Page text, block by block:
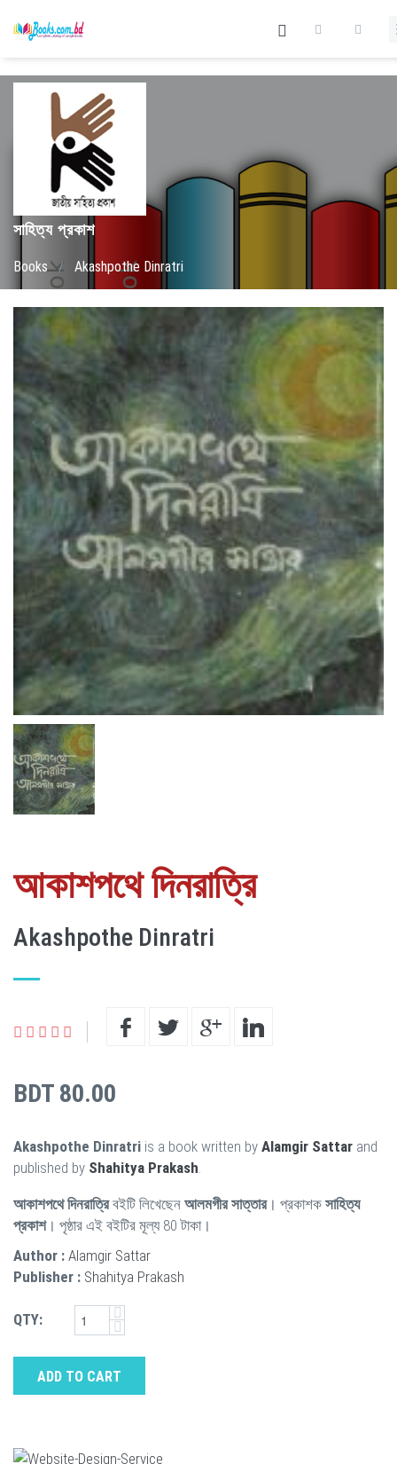
সাহিত্য প্রকাশ
Books / Akashpothe Dinratri
আকাশপথে দিনরাত্রি
Akashpothe Dinratri
BDT 80.00
Akashpothe Dinratri is a book written by Alamgir Sattar and
published by Shahitya Prakash
আকাশপথে দিনরাত্রিবইটি লিখেছেন আলমগীর সাত্তার। প্রকাশক সাহিত্য
প্রকাশ। পৃষ্ঠার এই বইটির মূল্য 80 টাকা।
Author : Alamgir Sattar
Publisher : Shahitya Prakash
QTY:
ADD TO CART